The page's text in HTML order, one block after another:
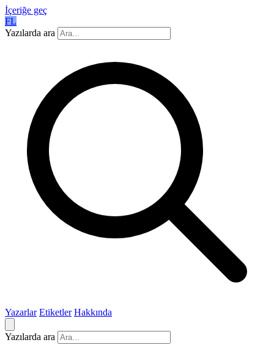
İçeriğe geç
FL
Yazılarda ara
Yazarlar Etiketler Hakkında
Yazılarda ara